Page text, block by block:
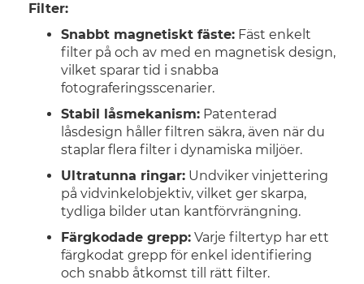
Filter:
Snabbt magnetiskt fäste: Fäst enkelt
filter på och av med en magnetisk design,
vilket sparar tid i snabba
fotograferingsscenarier.
Stabil låsmekanism: Patenterad
låsdesign håller filtren säkra, även när du
staplar flera filter i dynamiska miljöer.
Ultratunna ringar: Undviker vinjettering
på vidvinkelobjektiv, vilket ger skarpa,
tydliga bilder utan kantförvrängning.
Färgkodade grepp: Varje filtertyp har ett
färgkodat grepp för enkel identifiering
och snabb åtkomst till rätt filter.